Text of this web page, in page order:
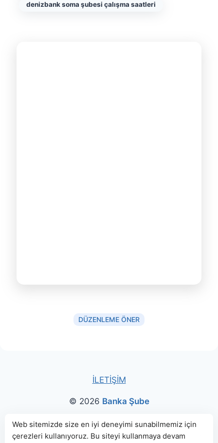
denizbank soma şubesi çalışma saatleri
DÜZENLEME ÖNER
İLETİŞİM
© 2026 Banka Şube
Bu sitede paylaşılan banka bilgileri için kaynak olarak
genellikle TBBveBDDKweb sitelerinden faydalanılmış, harita
Web sitemizde size en iyi deneyimi sunabilmemiz için
çerezleri kullanıyoruz. Bu siteyi kullanmaya devam